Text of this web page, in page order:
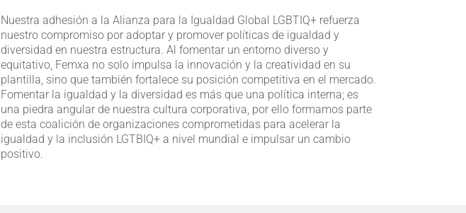
Nuestra adhesión a la Alianza para la Igualdad Global LGBTIQ+ refuerza
nuestro compromiso por adoptar y promover políticas de igualdad y
diversidad en nuestra estructura. Al fomentar un entorno diverso y
equitativo, Femxa no solo impulsa la innovación y la creatividad en su
plantilla, sino que también fortalece su posición competitiva en el mercado.
Fomentar la igualdad y la diversidad es más que una política interna; es
una piedra angular de nuestra cultura corporativa, por ello formamos parte
de esta coalición de organizaciones comprometidas para acelerar la
igualdad y la inclusión LGTBIQ+ a nivel mundial e impulsar un cambio
positivo.